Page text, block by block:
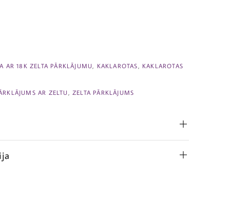
AR 18K ZELTA PĀRKLĀJUMU KAKLAROTAS
KAKLAROTAS
AR ZELTU ZELTA PĀRKLĀJUMS